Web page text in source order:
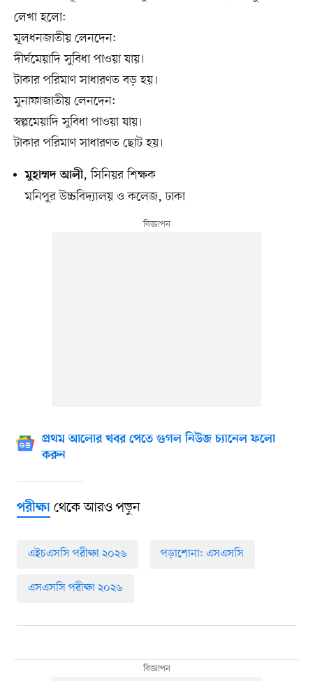
লেখা হলো:
মূলধনজাতীয় লেনদেন:
দীর্ঘমেয়াদি সুবিধা পাওয়া যায়।
টাকার পরিমাণ সাধারণত বড় হয়।
মুনাফাজাতীয় লেনদেন:
স্বল্পমেয়াদি সুবিধা পাওয়া যায়।
টাকার পরিমাণ সাধারণত ছোট হয়।
মুহাম্মদ আলী, সিনিয়র শিক্ষক
মনিপুর উচ্চবিদ্যালয় ও কলেজ, ঢাকা
প্রথম আলোর খবর পেতে গুগল নিউজ চ্যানেল ফলো
করুন
পরীক্ষাথেকে আরও পড়ুন
এইচএসসি পরীক্ষা ২০২৬ পড়াশোনা: এসএসসি
এসএসসি পরীক্ষা ২০২৬